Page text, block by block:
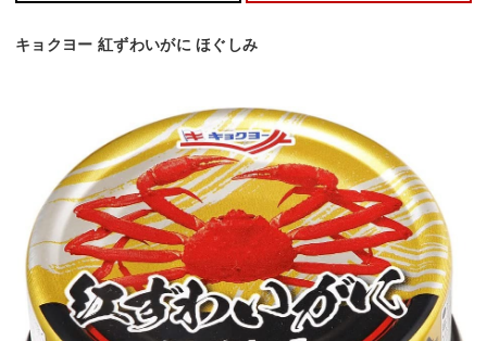
キョクヨー 紅ずわいがに ほぐしみ